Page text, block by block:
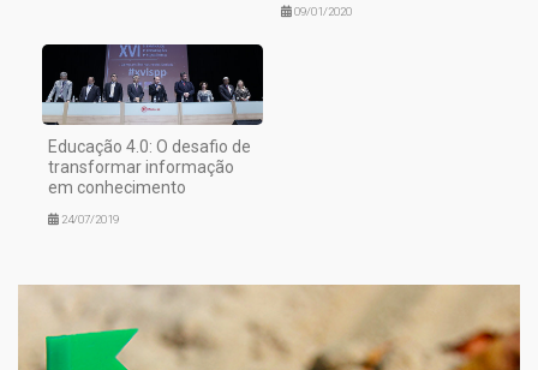
09/01/2020
Educação 4.0: O desafio de
transformar informação
em conhecimento
24/07/2019